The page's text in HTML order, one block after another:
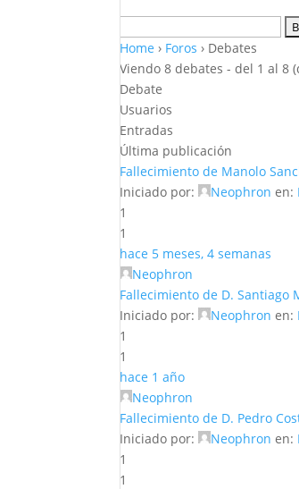
Home › Foros › Debates
Viendo 8 debates - del 1 al 8
Debate
Usuarios
Entradas
Última publicación
Fallecimiento de Manolo
Iniciado por:
Neophron en:
1
1
hace 5 meses, 4 semanas
Neophron
Fallecimiento de D. Santiago
Iniciado por:
Neophron en:
1
1
hace 1 año
Neophron
Fallecimiento de D. Pedro
Iniciado por:
Neophron en:
1
1